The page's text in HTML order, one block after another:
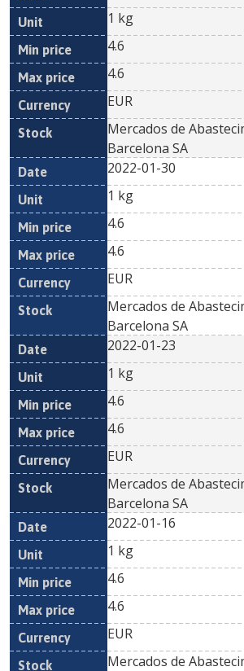
1 kg
4.6
4.6
EUR
Mercados de
Barcelona SA
2022-01-30
1 kg
4.6
4.6
EUR
Mercados de
Barcelona SA
2022-01-23
1 kg
4.6
4.6
EUR
Mercados de
Barcelona SA
2022-01-16
1 kg
4.6
4.6
EUR
Mercados de